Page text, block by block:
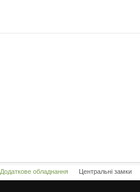
Додаткове обладнання Центральні замки